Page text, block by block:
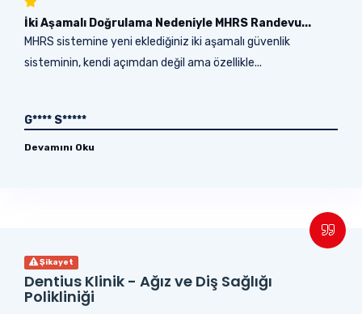
İki Aşamalı Doğrulama Nedeniyle MHRS Randevu...
MHRS sistemine yeni eklediğiniz iki aşamalı güvenlik
sisteminin, kendi açımdan değil ama özellikle...
G**** S*****
Devamını Oku
Şikayet
Dentius Klinik - Ağız ve Diş Sağlığı
Polikliniği